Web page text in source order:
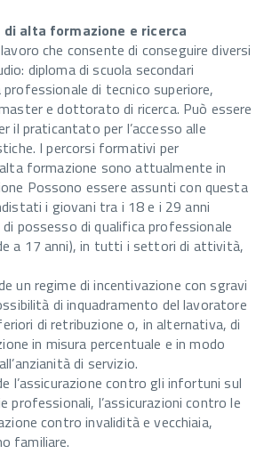
alta formazione e ricerca
che consente di conseguire diversi
diploma di scuola secondari
di tecnico superiore,
e dottorato di ricerca. Può essere
il praticantato per l’accesso alle
I percorsi formativi per
formazione sono attualmente in
Possono essere assunti con questa
i giovani tra i 18 e i 29 anni
possesso di qualifica professionale
a 17 anni), in tutti i settori di attività,
un regime di incentivazione con sgravi
di inquadramento del lavoratore
di retribuzione o, in alternativa, di
in misura percentuale e in modo
di servizio.
l’assicurazione contro gli infortuni sul
professionali, l’assicurazioni contro le
contro invalidità e vecchiaia,
familiare.